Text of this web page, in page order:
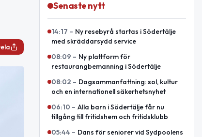
Senaste nytt
14:17 – Ny resebyrå startas i Södertälje
med skräddarsydd service
08:09 – Ny plattform för
restaurangbemanning i Södertälje
08:02 – Dagsammanfattning: sol, kultur
och en internationell säkerhetsnyhet
06:10 – Alla barn i Södertälje får nu
tillgång till fritidshem och fritidsklubb
05:44 – Dans för seniorer vid Sydpoolens